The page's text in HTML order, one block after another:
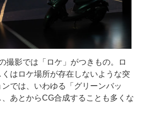
撮影では「ロケ」がつきもの。ロ
はロケ場所が存在しないような突
では、いわゆる「グリーンバッ
あとからCG合成することも多くな